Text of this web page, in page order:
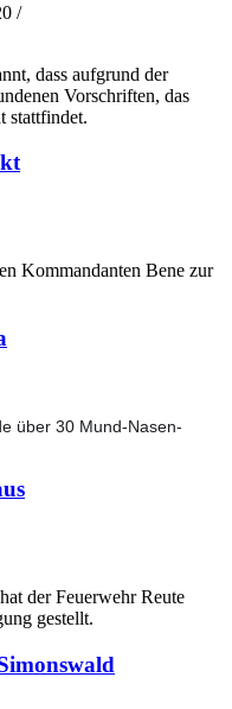
/
dass aufgrund der
Vorschriften, das
stattfindet.
Kommandanten Bene zur
über 30 Mund-Nasen-
der Feuerwehr Reute
gestellt.